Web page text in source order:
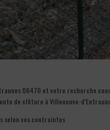
06470 et votre recherche
de clôture à Villeneuve-
selon vos contraintes